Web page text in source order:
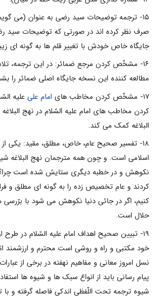
۱۵- ترجمه توضیحات سید رضى به عنوان (مى
صرف نظر کرده اند در صورتى که توضیحات سید
جایگاه خاص خودش با تغییر قلم ها به گونه اى
۱۶- مشخّص کردن مرجع ضمائر: در این ترجمه،
مطالعه کننده این نسخه جایگاه اصلى ضمائر را
۱۷- مشخّص کردن مخاطب هاى
امام علی علیه
کردن مخاطب هاى امام علیه السّلام در نهج
البلاغه کمک مى کند.
۱۸- تفسیر صحیح عام، خاص، مطلق، مقید: یکى
اسلامى است. و چون همه مترجمان نهج البلاغه
نکوهش و در خطبه دیگرى ستایش شده است چرا؟
کردند و عام تخصیص زده را به گونه اى مطلق و
کنیم، اگر در جائى دنیا نکوهش مى شود با
حلال است.
۱۹- تبیین صحیح اهداف امام علیه السّلام در
خود مکتبى و راه و روشى است محترم و ارزشمند امّا
نسل امروز معانى و مفاهیم نهفته در برخى از
پیام رسانى باید از انواع سبک ها و شیوه ها
شیوه ترجمه تحت اللّفظى اندکى فاصله گرفته و با